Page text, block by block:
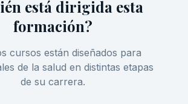
está dirigida esta
formación?
cursos están diseñados para
de la salud en distintas etapas
de su carrera.